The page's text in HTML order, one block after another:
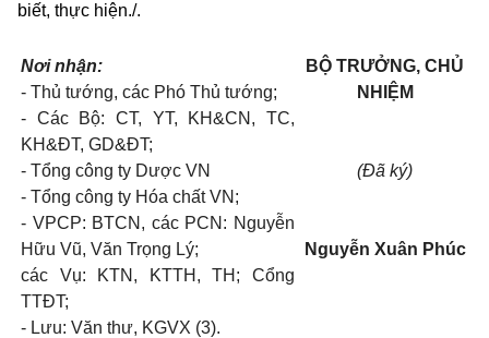
biết, thực hiện./.
Nơi nhận:
- Thủ tướng, các Phó Thủ tướng;
- Các Bộ: CT, YT, KH&CN, TC,
KH&ĐT, GD&ĐT;
- Tổng công ty Dược VN
- Tổng công ty Hóa chất VN;
- VPCP: BTCN, các PCN: Nguyễn
Hữu Vũ, Văn Trọng Lý;
các Vụ: KTN, KTTH, TH; Cổng
TTĐT;
- Lưu: Văn thư, KGVX (3).
BỘ TRƯỞNG, CHỦ
NHIỆM
(Đã ký)
Nguyễn Xuân Phúc